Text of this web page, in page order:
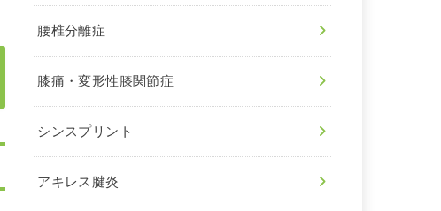
腰椎分離症
膝痛・変形性膝関節症
シンスプリント
アキレス腱炎